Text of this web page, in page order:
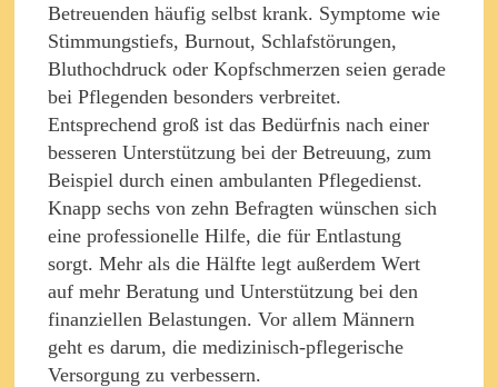
Betreuenden häufig selbst krank. Symptome wie
Stimmungstiefs, Burnout, Schlafstörungen,
Bluthochdruck oder Kopfschmerzen seien gerade
bei Pflegenden besonders verbreitet.
Entsprechend groß ist das Bedürfnis nach einer
besseren Unterstützung bei der Betreuung, zum
Beispiel durch einen ambulanten Pflegedienst.
Knapp sechs von zehn Befragten wünschen sich
eine professionelle Hilfe, die für Entlastung
sorgt. Mehr als die Hälfte legt außerdem Wert
auf mehr Beratung und Unterstützung bei den
finanziellen Belastungen. Vor allem Männern
geht es darum, die medizinisch-pflegerische
Versorgung zu verbessern.